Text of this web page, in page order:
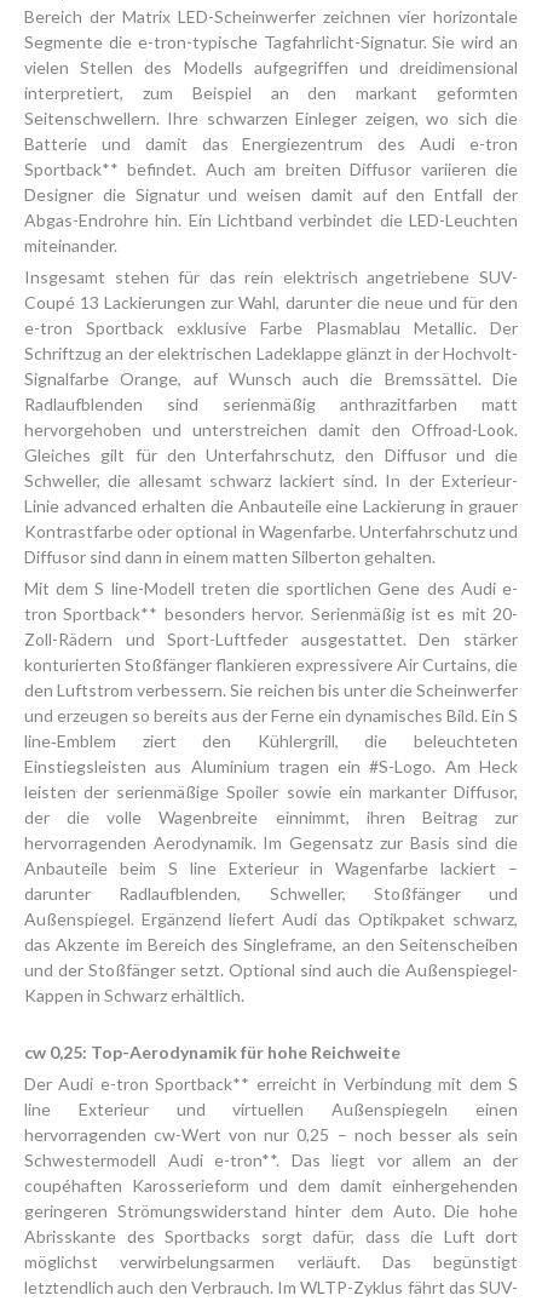
Bereich der Matrix LED-Scheinwerfer zeichnen vier horizontale
Segmente die e-tron-typische Tagfahrlicht-Signatur. Sie wird an
vielen Stellen des Modells aufgegriffen und dreidimensional
interpretiert, zum Beispiel an den markant geformten
Seitenschwellern. Ihre schwarzen Einleger zeigen, wo sich die
Batterie und damit das Energiezentrum des Audi e-tron
Sportback** befindet. Auch am breiten Diffusor variieren die
Designer die Signatur und weisen damit auf den Entfall der
Abgas-Endrohre hin. Ein Lichtband verbindet die LED-Leuchten
miteinander.
Insgesamt stehen für das rein elektrisch angetriebene SUV-
Coupé 13 Lackierungen zur Wahl, darunter die neue und für den
e-tron Sportback exklusive Farbe Plasmablau Metallic. Der
Schriftzug an der elektrischen Ladeklappe glänzt in der Hochvolt-
Signalfarbe Orange, auf Wunsch auch die Bremssättel. Die
Radlaufblenden sind serienmäßig anthrazitfarben matt
hervorgehoben und unterstreichen damit den Offroad-Look.
Gleiches gilt für den Unterfahrschutz, den Diffusor und die
Schweller, die allesamt schwarz lackiert sind. In der Exterieur-
Linie advanced erhalten die Anbauteile eine Lackierung in grauer
Kontrastfarbe oder optional in Wagenfarbe. Unterfahrschutz und
Diffusor sind dann in einem matten Silberton gehalten.
Mit dem S line-Modell treten die sportlichen Gene des Audi e-
tron Sportback** besonders hervor. Serienmäßig ist es mit 20-
Zoll-Rädern und Sport-Luftfeder ausgestattet. Den stärker
konturierten Stoßfänger flankieren expressivere Air Curtains, die
den Luftstrom verbessern. Sie reichen bis unter die Scheinwerfer
und erzeugen so bereits aus der Ferne ein dynamisches Bild. Ein S
line‑Emblem ziert den Kühlergrill, die beleuchteten
Einstiegsleisten aus Aluminium tragen ein #S-Logo. Am Heck
leisten der serienmäßige Spoiler sowie ein markanter Diffusor,
der die volle Wagenbreite einnimmt, ihren Beitrag zur
hervorragenden Aerodynamik. Im Gegensatz zur Basis sind die
Anbauteile beim S line Exterieur in Wagenfarbe lackiert –
darunter Radlaufblenden, Schweller, Stoßfänger und
Außenspiegel. Ergänzend liefert Audi das Optikpaket schwarz,
das Akzente im Bereich des Singleframe, an den Seitenscheiben
und der Stoßfänger setzt. Optional sind auch die Außenspiegel-
Kappen in Schwarz erhältlich.
cw 0,25: Top-Aerodynamik für hohe Reichweite
Der Audi e-tron Sportback** erreicht in Verbindung mit dem S
line Exterieur und virtuellen Außenspiegeln einen
hervorragenden cw-Wert von nur 0,25 – noch besser als sein
Schwestermodell Audi e-tron**. Das liegt vor allem an der
coupéhaften Karosserieform und dem damit einhergehenden
geringeren Strömungswiderstand hinter dem Auto. Die hohe
Abrisskante des Sportbacks sorgt dafür, dass die Luft dort
möglichst verwirbelungsarmen verläuft. Das begünstigt
letztendlich auch den Verbrauch. Im WLTP-Zyklus fährt das SUV-